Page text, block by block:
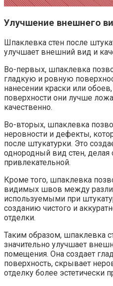
Улучшение внешнего
Шпаклевка стен после
улучшает внешний вид и
Во-первых, шпаклевка
гладкую и ровную
нанесении краски или
поверхности они лучше
качественно.​
Во-вторых, шпаклевка
неровности и дефекты,
после штукатурки.​ Это
однородный вид стен, делая
привлекательной.​
Кроме того, шпаклевка
видимых швов между
используемыми при
созданию чистого и
отделки.​
Таким образом, шпаклевка
значительно улучшает
помещения.​ Она создает
поверхность, скрывает
отделку более эстетически